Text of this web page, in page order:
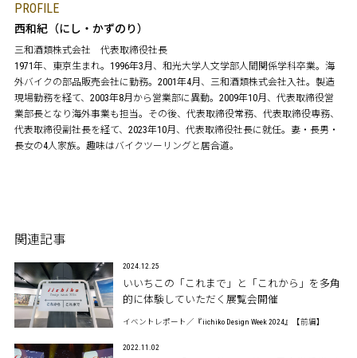
PROFILE
西和紀（にし・かずのり）
三和酒類株式会社 代表取締役社長
1971年、東京生まれ。1996年3月、和光大学人文学部人間関係学科卒業。海
外バイクの部品販売会社に勤務。2001年4月、三和酒類株式会社入社。製造
現場勤務を経て、2003年8月から営業部に異動。2009年10月、代表取締役営
業部長となり海外事業も担当。その後、代表取締役常務、代表取締役専務、
代表取締役副社長を経て、2023年10月、代表取締役社長に就任。妻・長男・
長女の4人家族。趣味はバイクツーリングと居合道。
関連記事
2022.11.02
2024.12.25
いいちこの「これまで」と「これから」を多角
的に体験していただく展覧会開催
イベントレポート／『iichiko Design Week 2024』【前編】